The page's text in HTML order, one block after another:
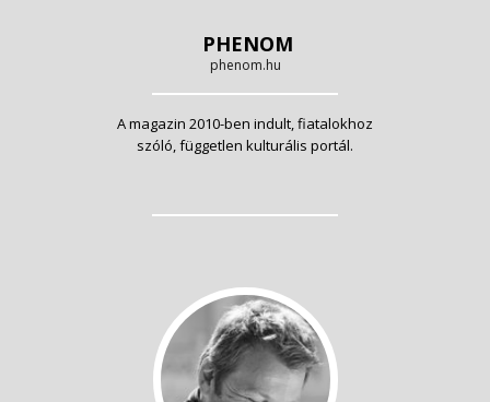
PHENOM
phenom.hu
A magazin 2010-ben indult, fiatalokhoz
szóló, független kulturális portál.